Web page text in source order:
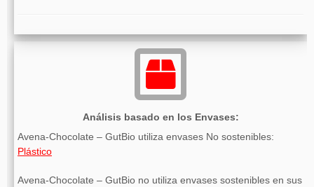
Análisis basado en los Envases:
Avena-Chocolate – GutBio utiliza envases No sostenibles:
Plástico
Avena-Chocolate – GutBio no utiliza envases sostenibles en sus